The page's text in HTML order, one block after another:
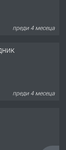
преди 4 месеца
преди 4 месеца